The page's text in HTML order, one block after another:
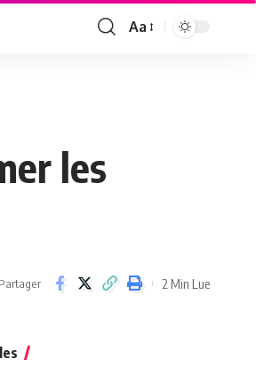
Font
Aa
les
Partager 2 Min Lue